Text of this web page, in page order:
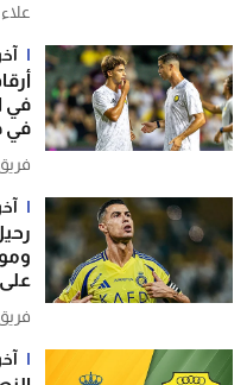
في
في